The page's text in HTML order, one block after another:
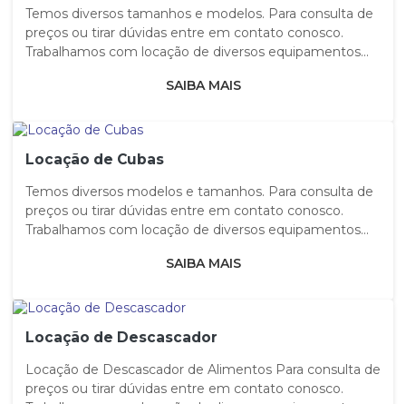
Temos diversos tamanhos e modelos. Para consulta de
preços ou tirar dúvidas entre em contato conosco.
Trabalhamos com locação de diversos equipamentos...
SAIBA MAIS
Locação de Cubas
Temos diversos modelos e tamanhos. Para consulta de
preços ou tirar dúvidas entre em contato conosco.
Trabalhamos com locação de diversos equipamentos...
SAIBA MAIS
Locação de Descascador
Locação de Descascador de Alimentos Para consulta de
preços ou tirar dúvidas entre em contato conosco.